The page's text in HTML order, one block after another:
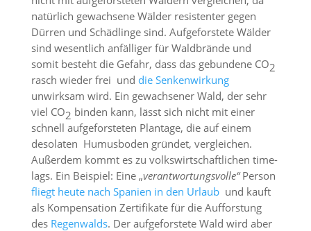
natürlich gewachsene Wälder resistenter gegen
Dürren und Schädlinge sind. Aufgeforstete Wälder
sind wesentlich anfälliger für Waldbrände und
somit besteht die Gefahr, dass das gebundene CO2
rasch wieder frei und die Senkenwirkung
unwirksam wird. Ein gewachsener Wald, der sehr
viel CO2 binden kann, lässt sich nicht mit einer
schnell aufgeforsteten Plantage, die auf einem
desolaten Humusboden gründet, vergleichen.
Außerdem kommt es zu volkswirtschaftlichen time-
lags. Ein Beispiel: Eine „verantwortungsvolle“Person
fliegt heute nach Spanien in den Urlaubund kauft
als Kompensation Zertifikate für die Aufforstung
des Regenwalds. Der aufgeforstete Wald wird aber